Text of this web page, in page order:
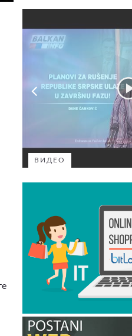
ВИДЕО